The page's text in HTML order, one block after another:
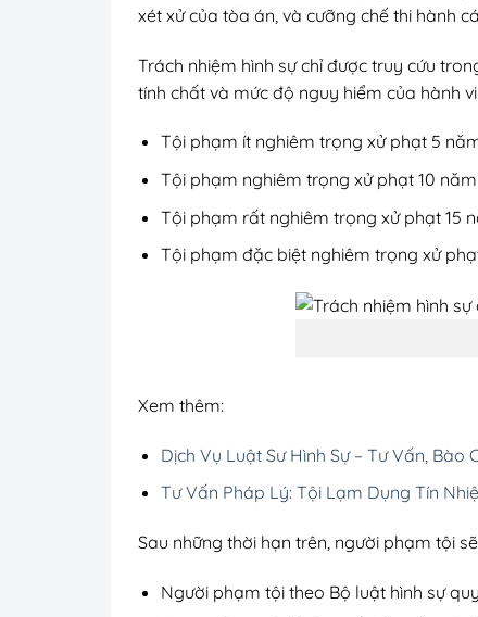
xét xử của tòa án, và cưỡng chế thi hành
Trách nhiệm hình sự chỉ được truy cứu
tính chất và mức độ nguy hiểm của hành
Tội phạm ít nghiêm trọng xử phạt 5
Tội phạm nghiêm trọng xử phạt 10 năm
Tội phạm rất nghiêm trọng xử phạt 15
Tội phạm đặc biệt nghiêm trọng xử
Xem thêm:
Dịch Vụ Luật Sư Hình Sự – Tư Vấn, Bào
Tư Vấn Pháp Lý: Tội Lạm Dụng Tín
Sau những thời hạn trên, người phạm tội
Người phạm tội theo Bộ luật hình sự